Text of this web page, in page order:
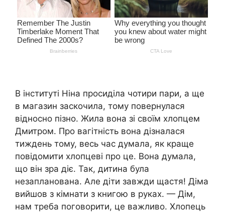
В інституті Ніна просиділа чотири пари, а ще
в магазин заскочила, тому повернулася
відносно пізно. Жила вона зі своїм хлопцем
Дмитром. Про вагітність вона дізналася
тиждень тому, весь час думала, як краще
повідомити хлопцеві про це. Вона думала,
що він зра діє. Так, дитина була
незапланована. Але діти завжди щастя! Діма
вийшов з кімнати з книгою в руках. — Дім,
нам треба поговорити, це важливо. Хлопець